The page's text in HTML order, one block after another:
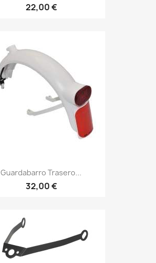
22,00 €
Guardabarro Trasero...
32,00 €